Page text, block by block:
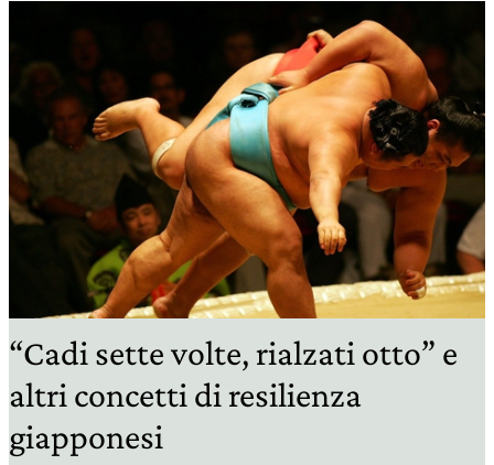
“Cadi sette volte, rialzati otto” e
altri concetti di resilienza
giapponesi